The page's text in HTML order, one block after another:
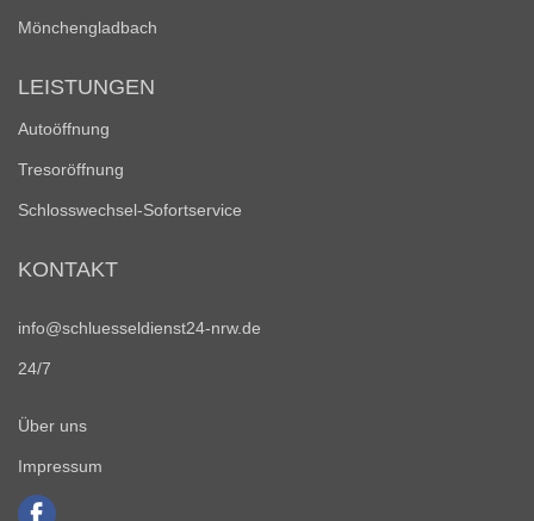
Mönchengladbach
LEISTUNGEN
Autoöffnung
Tresoröffnung
Schlosswechsel-Sofortservice
KONTAKT
info@schluesseldienst24-nrw.de
24/7
Über uns
Impressum